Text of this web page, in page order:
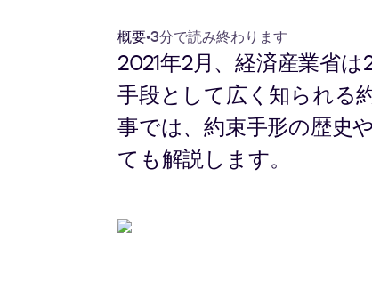
概要•3分で読み終わります
2021年2月、経済産業省
手段として広く知られる
事では、約束手形の歴史
ても解説します。